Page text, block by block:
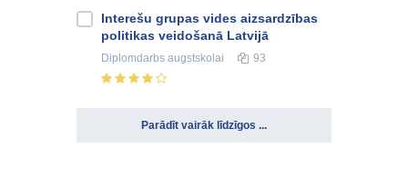
Interešu grupas vides aizsardzības
politikas veidošanā Latvijā
Diplomdarbs augstskolai 93
Parādīt vairāk līdzīgos ...